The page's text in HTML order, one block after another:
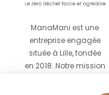
ManaMani est une
entreprise engagée
située à Lille, fondée
en 2018. Notre mission